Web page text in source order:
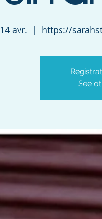
avr.
  |
https://
See